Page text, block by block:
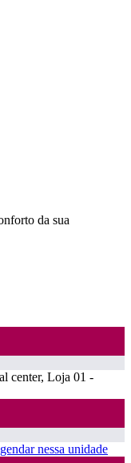
da sua
center, Loja 01 -
nessa unidade